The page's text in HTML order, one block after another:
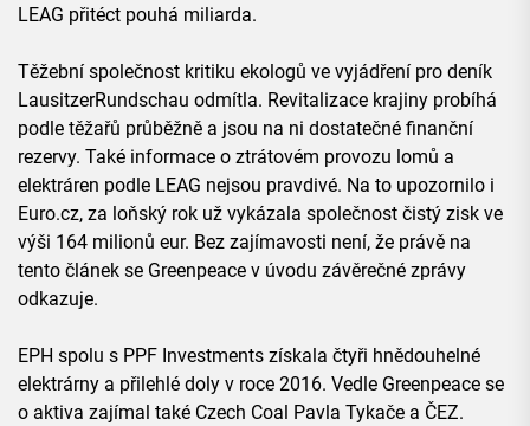
LEAG přitéct pouhá miliarda.
Těžební společnost kritiku ekologů ve vyjádření pro deník
LausitzerRundschau odmítla. Revitalizace krajiny probíhá
podle těžařů průběžně a jsou na ni dostatečné finanční
rezervy. Také informace o ztrátovém provozu lomů a
elektráren podle LEAG nejsou pravdivé. Na to upozornilo i
Euro.cz, za loňský rok už vykázala společnost čistý zisk ve
výši 164 milionů eur. Bez zajímavosti není, že právě na
tento článek se Greenpeace v úvodu závěrečné zprávy
odkazuje.
EPH spolu s PPF Investments získala čtyři hnědouhelné
elektrárny a přilehlé doly v roce 2016. Vedle Greenpeace se
o aktiva zajímal také Czech Coal Pavla Tykače a ČEZ.